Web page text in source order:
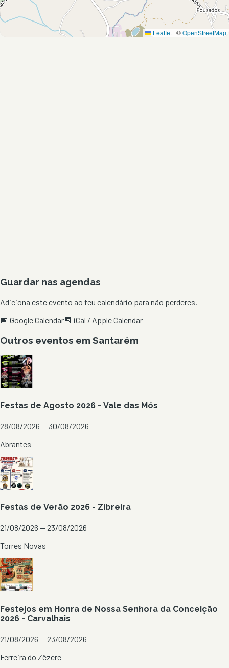
Leaflet | ©OpenStreetMap
Guardar nas agendas
Adiciona este evento ao teu calendário para não perderes.
📅 Google Calendar📆 iCal / Apple Calendar
Outros eventos em Santarém
Festas de Agosto 2026 - Vale das Mós
28/08/2026 — 30/08/2026
Abrantes
Festas de Verão 2026 - Zibreira
21/08/2026 — 23/08/2026
Torres Novas
Festejos em Honra de Nossa Senhora da Conceição
2026 - Carvalhais
21/08/2026 — 23/08/2026
Ferreira do Zêzere